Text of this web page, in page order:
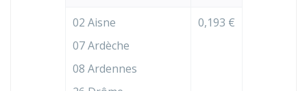
02 Aisne
07 Ardèche
08 Ardennes
0,193 €